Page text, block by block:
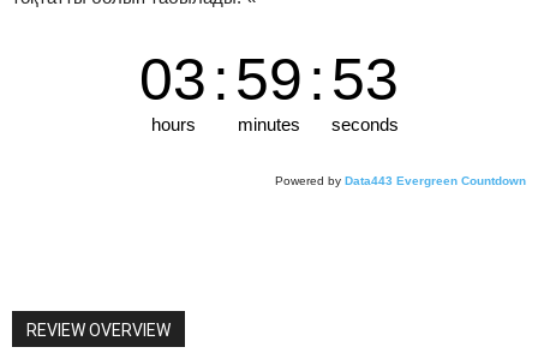
03
hours
:59
minutes
:52
seconds
Powered by Data443 Evergreen Countdown
REVIEW OVERVIEW